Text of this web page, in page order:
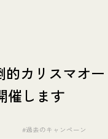
カリスマオー
催します
#過去のキャンペーン